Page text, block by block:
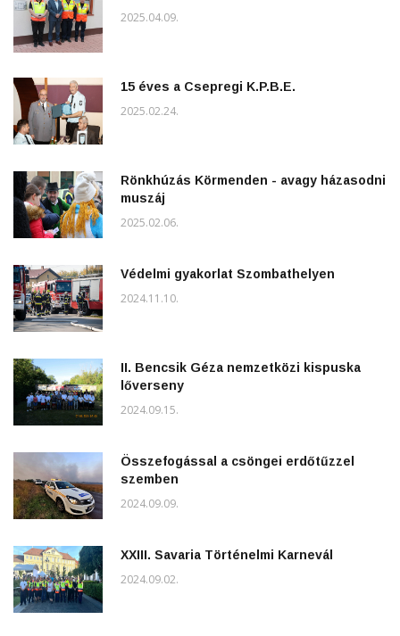
2025.04.09.
15 éves a Csepregi K.P.B.E.
2025.02.24.
Rönkhúzás Körmenden - avagy házasodni
muszáj
2025.02.06.
Védelmi gyakorlat Szombathelyen
2024.11.10.
II. Bencsik Géza nemzetközi kispuska
lőverseny
2024.09.15.
Összefogással a csöngei erdőtűzzel
szemben
2024.09.09.
XXIII. Savaria Történelmi Karnevál
2024.09.02.